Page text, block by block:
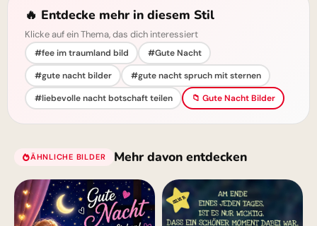
🔥 Entdecke mehr in diesem Stil
Klicke auf ein Thema, das dich interessiert
#fee im traumland bild
#Gute Nacht
#gute nacht bilder
#gute nacht spruch mit sternen
#liebevolle nacht botschaft teilen
📁 Gute Nacht Bilder
ÄHNLICHE BILDER Mehr davon entdecken